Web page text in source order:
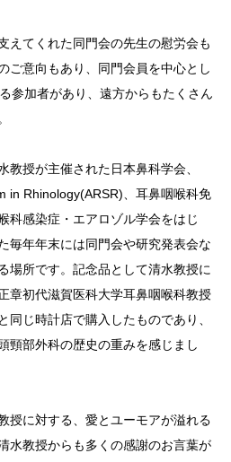
えてくれた同門会の先生の慰労会も
ご意向もあり、同門会員を中心とし
参加者があり、遠方からもたくさん
教授が主催された日本鼻科学会、
in Rhinology(ARSR)、耳鼻咽喉科免
科感染症・エアロゾル学会をはじ
毎年年末には同門会や研究発表会な
場所です。記念品として清水教授に
章初代滋賀医科大学耳鼻咽喉科教授
同じ時計店で購入したものであり、
頸部外科の歴史の重みを感じまし
授に対する、愛とユーモアが溢れる
水教授からも多くの感謝のお言葉が